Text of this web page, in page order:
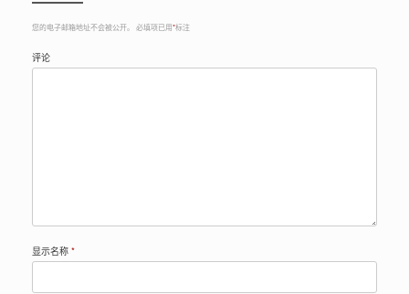
您的电子邮箱地址不会被公开。 必填项已用*标注
评论
显示名称 *